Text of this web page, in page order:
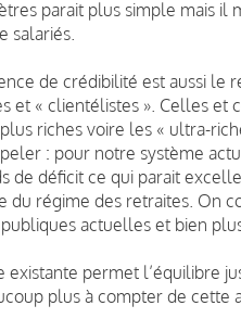
parait plus simple mais il
salariés.
de crédibilité est aussi le
et « clientélistes ». Celles et
riches voire les « ultra-
: pour notre système
de déficit ce qui parait
du régime des retraites. On
actuelles et bien
existante permet l’équilibre
plus à compter de cette